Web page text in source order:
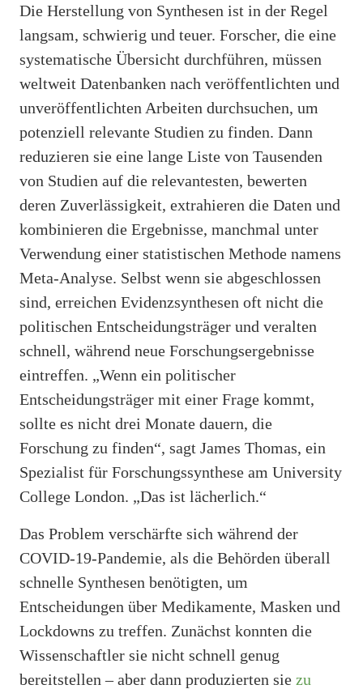
Die Herstellung von Synthesen ist in der Regel
langsam, schwierig und teuer. Forscher, die eine
systematische Übersicht durchführen, müssen
weltweit Datenbanken nach veröffentlichten und
unveröffentlichten Arbeiten durchsuchen, um
potenziell relevante Studien zu finden. Dann
reduzieren sie eine lange Liste von Tausenden
von Studien auf die relevantesten, bewerten
deren Zuverlässigkeit, extrahieren die Daten und
kombinieren die Ergebnisse, manchmal unter
Verwendung einer statistischen Methode namens
Meta-Analyse. Selbst wenn sie abgeschlossen
sind, erreichen Evidenzsynthesen oft nicht die
politischen Entscheidungsträger und veralten
schnell, während neue Forschungsergebnisse
eintreffen. „Wenn ein politischer
Entscheidungsträger mit einer Frage kommt,
sollte es nicht drei Monate dauern, die
Forschung zu finden“, sagt James Thomas, ein
Spezialist für Forschungssynthese am University
College London. „Das ist lächerlich.“
Das Problem verschärfte sich während der
COVID-19-Pandemie, als die Behörden überall
schnelle Synthesen benötigten, um
Entscheidungen über Medikamente, Masken und
Lockdowns zu treffen. Zunächst konnten die
Wissenschaftler sie nicht schnell genug
bereitstellen – aber dann produzierten sie zu